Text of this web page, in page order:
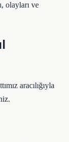
olayları ve
aracılığıyla